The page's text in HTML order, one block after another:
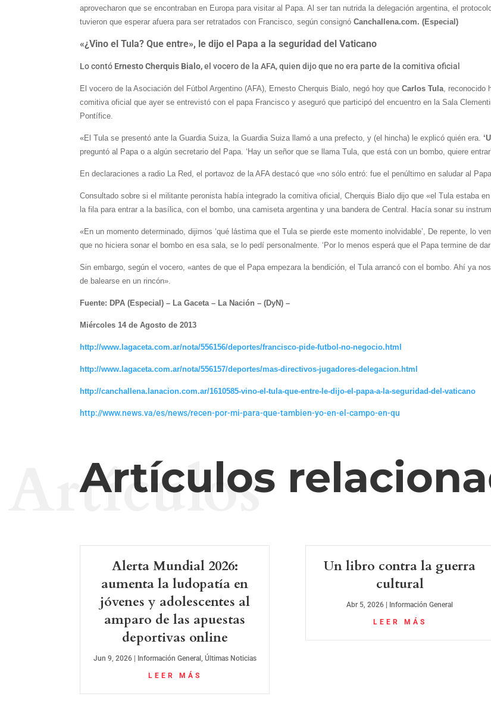
aprovecharon que se encontraban en Europa para visitar al Papa. Al ser tan nutrida la delegación argentina, el
tuvieron que esperar afuera para ser retratados con Francisco, según consignóCanchallena.com. (Especial)
«¿Vino el Tula? Que entre», le dijo el Papa a la seguridad del Vaticano
Lo contó Ernesto Cherquis Bialo,el vocero de la AFA, quien dijo que no era parte de la comitiva oficial
El vocero de la Asociación del Fútbol Argentino (AFA), Ernesto Cherquis Bialo, negó hoy queCarlos Tula, reconocido
comitiva oficial que ayer se entrevistó con el papa Francisco y aseguró que participó del encuentro en la Sala
Pontífice.
«El Tula se presentó ante la Guardia Suiza, la Guardia Suiza llamó a una prefecto, y (el hincha) le explicó quién era.
preguntó al Papa o a algún secretario del Papa. ‘Hay un señor que se llama Tula, que está con un bombo, quiere
En declaraciones a radio La Red, el portavoz de la AFA destacó que «no sólo entró: fue el penúltimo en saludar al
Consultado sobre si el militante peronista había integrado la comitiva oficial, Cherquis Bialo dijo que «el Tula estaba
la fila para entrar a la basílica, con el bombo, una camiseta argentina y una bandera de Central. Hacía sonar su
«En un momento determinado, dijimos ‘qué lástima que el Tula se pierde este momento inolvidable’, De repente, lo
que no hiciera sonar el bombo en esa sala, se lo pedí personalmente. ‘Por lo menos esperá que el Papa termine de
Sin embargo, según el vocero, «antes de que el Papa empezara la bendición, el Tula arrancó con el bombo. Ahí ya
de balearse en un rincón».
Fuente: DPA (Especial) – La Gaceta – La Nación – (DyN) –
Miércoles 14 de Agosto de 2013
http://www.lagaceta.com.ar/nota/556156/deportes/francisco-pide-futbol-no-negocio.html
http://www.lagaceta.com.ar/nota/556157/deportes/mas-directivos-jugadores-delegacion.html
http://canchallena.lanacion.com.ar/1610585-vino-el-tula-que-entre-le-dijo-el-papa-a-la-seguridad-del-vaticano
http://www.news.va/es/news/recen-por-mi-para-que-tambien-yo-en-el-campo-en-qu
Artículos
Artículos
Alerta Mundial 2026:
aumenta la ludopatía en
jóvenes y adolescentes al
amparo de las apuestas
deportivas online
Jun 9, 2026| Información General , Últimas Noticias
LEER MÁS
Un libro contra la guerra
cultural
Abr 5, 2026 Información General
LEER MÁS